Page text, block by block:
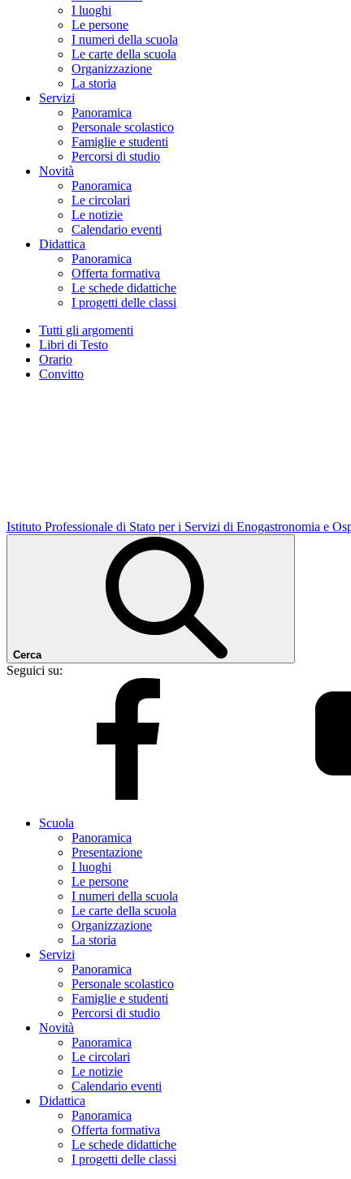
I luoghi
Le persone
I numeri della scuola
Le carte della scuola
Organizzazione
La storia
Servizi
Panoramica
Personale scolastico
Famiglie e studenti
Percorsi di studio
Novità
Panoramica
Le circolari
Le notizie
Calendario eventi
Didattica
Panoramica
Offerta formativa
Le schede didattiche
I progetti delle classi
Tutti gli argomenti
Libri di Testo
Orario
Convitto
Istituto Professionale di Stato per i Servizi di Enogastronomia e
Cerca
Seguici su:
Scuola
Panoramica
Presentazione
I luoghi
Le persone
I numeri della scuola
Le carte della scuola
Organizzazione
La storia
Servizi
Panoramica
Personale scolastico
Famiglie e studenti
Percorsi di studio
Novità
Panoramica
Le circolari
Le notizie
Calendario eventi
Didattica
Panoramica
Offerta formativa
Le schede didattiche
I progetti delle classi